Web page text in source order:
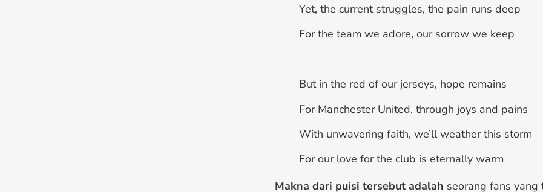
Yet, the current struggles, the pain runs deep
For the team we adore, our sorrow we keep
But in the red of our jerseys, hope remains
For Manchester United, through joys and pains
With unwavering faith, we’ll weather this storm
For our love for the club is eternally warm
Makna dari puisi tersebut adalah seorang fans